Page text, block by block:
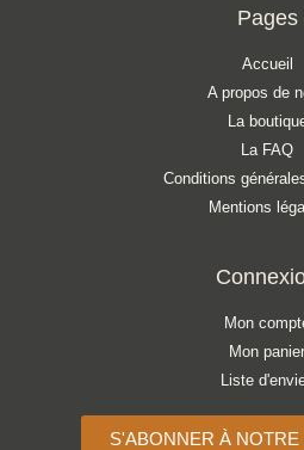
Pages
Accueil
A propos de
La
La FAQ
Conditions
Mentions
Mon
Mon panier
Liste
S'ABONNER À